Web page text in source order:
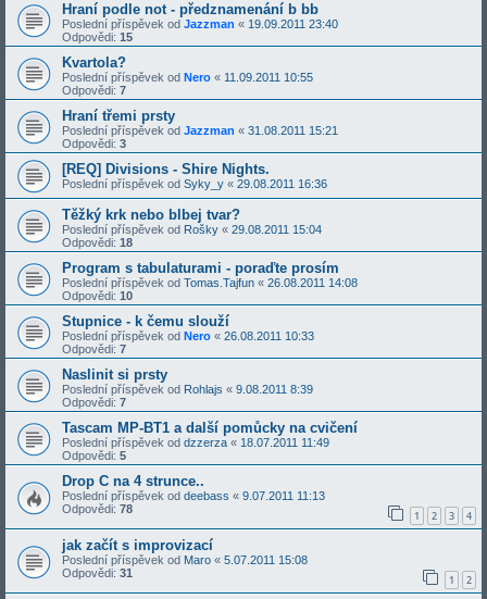
Hraní podle not - předznamenání b bb
Poslední příspěvek od Jazzman « 19.09.2011 23:40
Odpovědi: 15
Kvartola?
Poslední příspěvek od Nero « 11.09.2011 10:55
Odpovědi: 7
Hraní třemi prsty
Poslední příspěvek od Jazzman « 31.08.2011 15:21
Odpovědi: 3
[REQ] Divisions - Shire Nights.
Poslední příspěvek od Syky_y « 29.08.2011 16:36
Těžký krk nebo blbej tvar?
Poslední příspěvek od Rošky « 29.08.2011 15:04
Odpovědi: 18
Program s tabulaturami - poraďte prosím
Poslední příspěvek od Tomas.Tajfun « 26.08.2011 14:08
Odpovědi: 10
Stupnice - k čemu slouží
Poslední příspěvek od Nero « 26.08.2011 10:33
Odpovědi: 7
Naslinit si prsty
Poslední příspěvek od Rohlajs « 9.08.2011 8:39
Odpovědi: 7
Tascam MP-BT1 a další pomůcky na cvičení
Poslední příspěvek od dzzerza « 18.07.2011 11:49
Odpovědi: 5
Drop C na 4 strunce..
Poslední příspěvek od deebass « 9.07.2011 11:13
Odpovědi: 78 1 2 3 4
jak začít s improvizací
Poslední příspěvek od Maro « 5.07.2011 15:08
Odpovědi: 31 1 2